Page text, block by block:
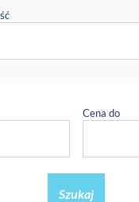
Cena do
Szukaj